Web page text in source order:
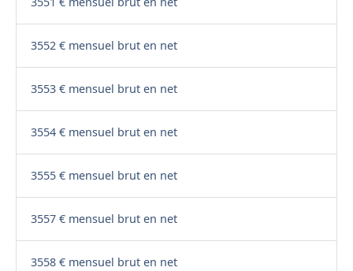
3552 € mensuel brut en net
3553 € mensuel brut en net
3554 € mensuel brut en net
3555 € mensuel brut en net
3557 € mensuel brut en net
3558 € mensuel brut en net